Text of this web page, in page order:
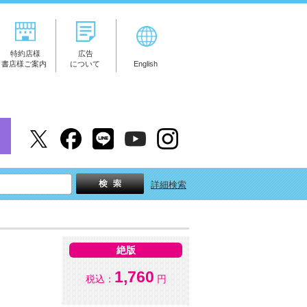
特約店様
書店様ご案内
広告
について
English
詳細検索
絶版
税込： 1,760 円